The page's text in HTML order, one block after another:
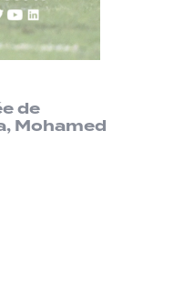
de
Mohamed